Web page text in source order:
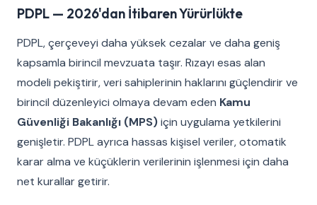
PDPL — 2026'dan İtibaren Yürürlükte
PDPL, çerçeveyi daha yüksek cezalar ve daha geniş
kapsamla birincil mevzuata taşır. Rızayı esas alan
modeli pekiştirir, veri sahiplerinin haklarını güçlendirir ve
birincil düzenleyici olmaya devam eden Kamu
Güvenliği Bakanlığı (MPS)için uygulama yetkilerini
genişletir. PDPL ayrıca hassas kişisel veriler, otomatik
karar alma ve küçüklerin verilerinin işlenmesi için daha
net kurallar getirir.